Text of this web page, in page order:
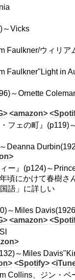
～Vicks
Faulkner/ウィリ
Faulkner"Light in
～Ornette
<amazon>
フェの町』(p119)
Deanna
ー』(p124)～
頃にかけて春樹さ
語」に詳しい
～Miles
<amazon>
～Miles
<Spotify>
Collins、ジン・